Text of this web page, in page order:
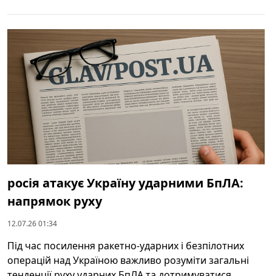
росія атакує Україну ударними БпЛА:
напрямок руху
12.07.26 01:34
Під час посилення ракетно-ударних і безпілотних
операцій над Україною важливо розуміти загальні